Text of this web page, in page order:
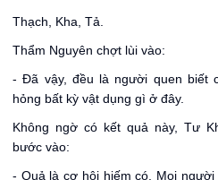
Thạch, Kha, Tả.
Thẩm Nguyên chợt lùi vào:
- Đã vậy, đều là người quen biết
hỏng bất kỳ vật dụng gì ở đây.
Không ngờ có kết quả này, Tư
bước vào:
- Quả là cơ hội hiếm có. Mọi